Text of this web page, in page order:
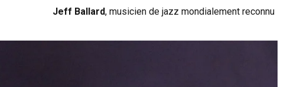
Jeff Ballard, musicien de jazz mondialement reconnu